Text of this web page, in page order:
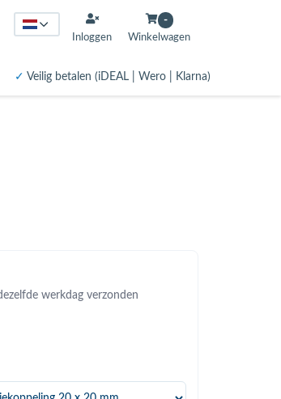
Inloggen
-
Winkelwagen
✓ Veilig betalen (iDEAL | Wero | Klarna)
werkdag verzonden